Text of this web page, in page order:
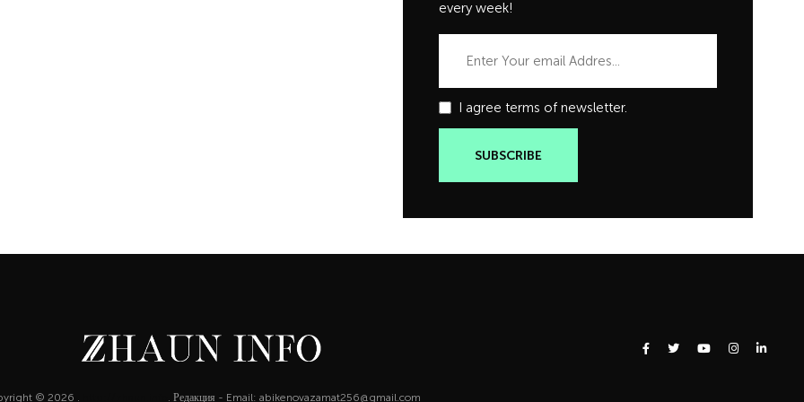
every week!
I agree terms of newsletter.
© 2026 . . Редакция - Email: abikenovazamat256@gmail.com